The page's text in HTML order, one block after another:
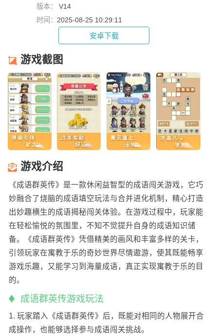
版本：
V14
时间： 2025-08-25 10:29:11
安卓下载
游戏截图
游戏介绍
《成语群英传》是一款休闲益智型的成语闯关游戏，它巧
妙融合了烧脑的成语填空玩法与合并进化机制，精心打造
出妙趣横生的成语揭秘闯关体验。在游戏过程中，玩家能
在轻松愉悦的氛围里，不知不觉提升自身的成语知识储
备。《成语群英传》凭借精美的画风和丰富多样的关卡，
引领玩家在寓教于乐的奇妙世界尽情遨游，使其既能畅享
游戏乐趣，又能学习到海量成语，真正实现寓教于乐的目
的。
成语群英传游戏玩法
1. 玩家踏入《成语群英传》后，既能对相同的人物展开合
成操作，也能够选择参与成语闯关挑战。